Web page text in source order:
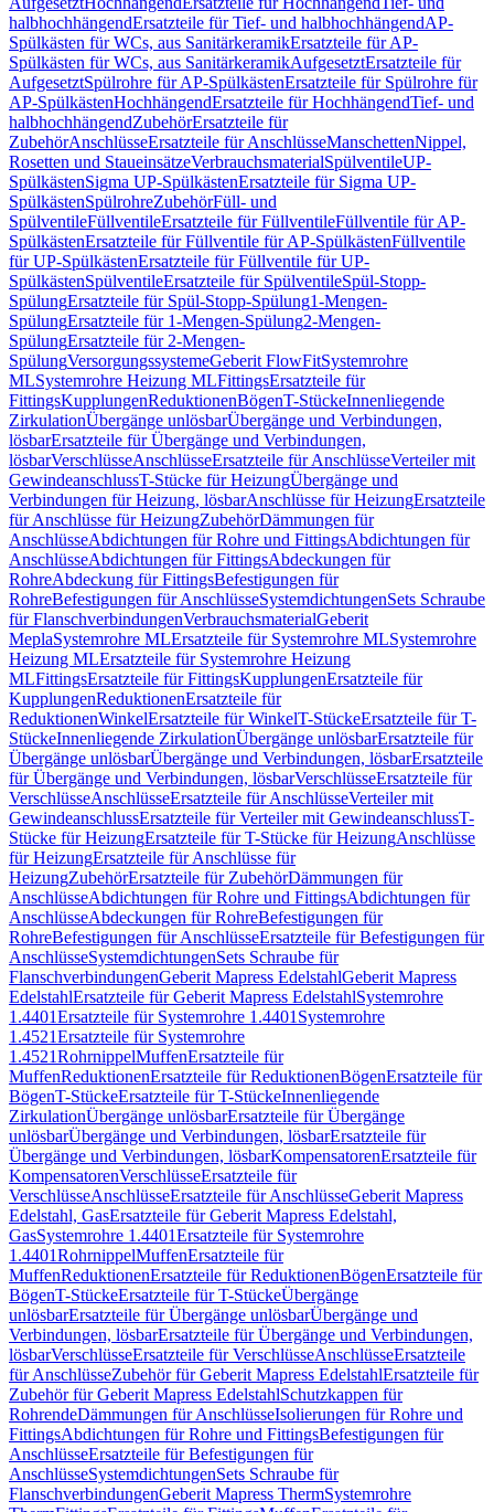
halbhochhängendErsatzteile für Tief- und halbhochhängendAP-
Spülkästen für WCs, aus SanitärkeramikErsatzteile für AP-
Spülkästen für WCs, aus SanitärkeramikAufgesetztErsatzteile für
AufgesetztSpülrohre für AP-SpülkästenErsatzteile für Spülrohre für
AP-SpülkästenHochhängendErsatzteile für HochhängendTief- und
halbhochhängendZubehörErsatzteile für
ZubehörAnschlüsseErsatzteile für AnschlüsseManschettenNippel,
Rosetten und StaueinsätzeVerbrauchsmaterialSpülventileUP-
SpülkästenSigma UP-SpülkästenErsatzteile für Sigma UP-
SpülkästenSpülrohreZubehörFüll- und
SpülventileFüllventileErsatzteile für FüllventileFüllventile für AP-
SpülkästenErsatzteile für Füllventile für AP-SpülkästenFüllventile
für UP-SpülkästenErsatzteile für Füllventile für UP-
SpülkästenSpülventileErsatzteile für SpülventileSpül-Stopp-
SpülungErsatzteile für Spül-Stopp-Spülung1-Mengen-
SpülungErsatzteile für 1-Mengen-Spülung2-Mengen-
SpülungErsatzteile für 2-Mengen-
SpülungVersorgungssystemeGeberit FlowFitSystemrohre
MLSystemrohre Heizung MLFittingsErsatzteile für
FittingsKupplungenReduktionenBögenT-StückeInnenliegende
ZirkulationÜbergänge unlösbarÜbergänge und Verbindungen,
lösbarErsatzteile für Übergänge und Verbindungen,
lösbarVerschlüsseAnschlüsseErsatzteile für AnschlüsseVerteiler mit
GewindeanschlussT-Stücke für HeizungÜbergänge und
Verbindungen für Heizung, lösbarAnschlüsse für HeizungErsatzteile
für Anschlüsse für HeizungZubehörDämmungen für
AnschlüsseAbdichtungen für Rohre und FittingsAbdichtungen für
AnschlüsseAbdichtungen für FittingsAbdeckungen für
RohreAbdeckung für FittingsBefestigungen für
RohreBefestigungen für AnschlüsseSystemdichtungenSets Schraube
für FlanschverbindungenVerbrauchsmaterialGeberit
MeplaSystemrohre MLErsatzteile für Systemrohre MLSystemrohre
Heizung MLErsatzteile für Systemrohre Heizung
MLFittingsErsatzteile für FittingsKupplungenErsatzteile für
KupplungenReduktionenErsatzteile für
ReduktionenWinkelErsatzteile für WinkelT-StückeErsatzteile für T-
StückeInnenliegende ZirkulationÜbergänge unlösbarErsatzteile für
Übergänge unlösbarÜbergänge und Verbindungen, lösbarErsatzteile
für Übergänge und Verbindungen, lösbarVerschlüsseErsatzteile für
VerschlüsseAnschlüsseErsatzteile für AnschlüsseVerteiler mit
GewindeanschlussErsatzteile für Verteiler mit GewindeanschlussT-
Stücke für HeizungErsatzteile für T-Stücke für HeizungAnschlüsse
für HeizungErsatzteile für Anschlüsse für
HeizungZubehörErsatzteile für ZubehörDämmungen für
AnschlüsseAbdichtungen für Rohre und FittingsAbdichtungen für
AnschlüsseAbdeckungen für RohreBefestigungen für
RohreBefestigungen für AnschlüsseErsatzteile für Befestigungen für
AnschlüsseSystemdichtungenSets Schraube für
FlanschverbindungenGeberit Mapress EdelstahlGeberit Mapress
EdelstahlErsatzteile für Geberit Mapress EdelstahlSystemrohre
1.4401Ersatzteile für Systemrohre 1.4401 Systemrohre
1.4521Ersatzteile für Systemrohre
1.4521RohrnippelMuffenErsatzteile für
MuffenReduktionenErsatzteile für ReduktionenBögenErsatzteile für
BögenT-StückeErsatzteile für T-StückeInnenliegende
ZirkulationÜbergänge unlösbarErsatzteile für Übergänge
unlösbarÜbergänge und Verbindungen, lösbarErsatzteile für
Übergänge und Verbindungen, lösbarKompensatorenErsatzteile für
KompensatorenVerschlüsseErsatzteile für
VerschlüsseAnschlüsseErsatzteile für AnschlüsseGeberit Mapress
Edelstahl, GasErsatzteile für Geberit Mapress Edelstahl,
GasSystemrohre 1.4401Ersatzteile für Systemrohre
1.4401RohrnippelMuffenErsatzteile für
MuffenReduktionenErsatzteile für ReduktionenBögenErsatzteile für
BögenT-StückeErsatzteile für T-StückeÜbergänge
unlösbarErsatzteile für Übergänge unlösbarÜbergänge und
Verbindungen, lösbarErsatzteile für Übergänge und Verbindungen,
lösbarVerschlüsseErsatzteile für VerschlüsseAnschlüsseErsatzteile
für AnschlüsseZubehör für Geberit Mapress EdelstahlErsatzteile für
Zubehör für Geberit Mapress EdelstahlSchutzkappen für
RohrendeDämmungen für AnschlüsseIsolierungen für Rohre und
FittingsAbdichtungen für Rohre und FittingsBefestigungen für
AnschlüsseErsatzteile für Befestigungen für
AnschlüsseSystemdichtungenSets Schraube für
FlanschverbindungenGeberit Mapress ThermSystemrohre